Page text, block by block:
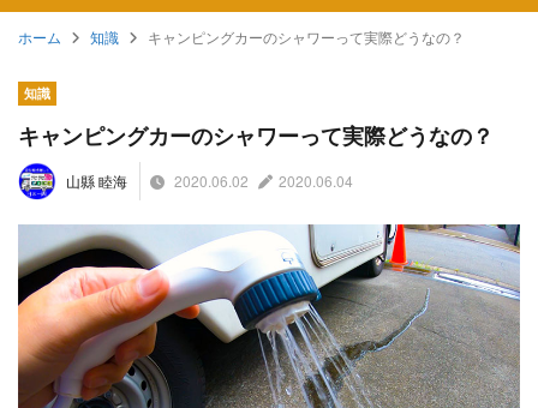
ホーム 知識 キャンピングカーのシャワーって実際どうなの？
知識
キャンピングカーのシャワーって実際どうなの？
山縣 睦海 2020.06.02 2020.06.04